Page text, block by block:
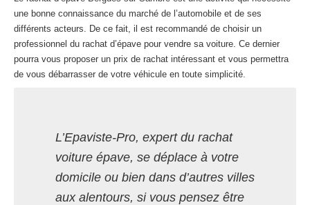
une bonne connaissance du marché de l’automobile et de ses
différents acteurs. De ce fait, il est recommandé de choisir un
professionnel du rachat d’épave pour vendre sa voiture. Ce dernier
pourra vous proposer un prix de rachat intéressant et vous permettra
de vous débarrasser de votre véhicule en toute simplicité.
L’Epaviste-Pro, expert du rachat
voiture épave, se déplace à votre
domicile ou bien dans d’autres villes
aux alentours, si vous pensez être